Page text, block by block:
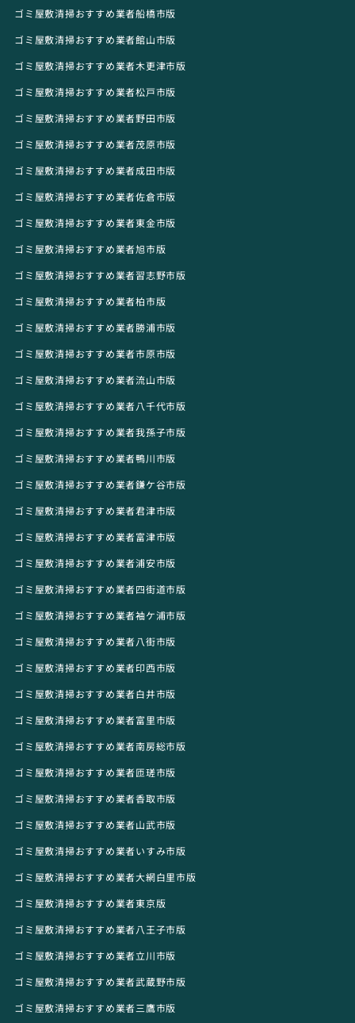
ゴミ屋敷清掃おすすめ業者船橋市版
ゴミ屋敷清掃おすすめ業者館山市版
ゴミ屋敷清掃おすすめ業者木更津市版
ゴミ屋敷清掃おすすめ業者松戸市版
ゴミ屋敷清掃おすすめ業者野田市版
ゴミ屋敷清掃おすすめ業者茂原市版
ゴミ屋敷清掃おすすめ業者成田市版
ゴミ屋敷清掃おすすめ業者佐倉市版
ゴミ屋敷清掃おすすめ業者東金市版
ゴミ屋敷清掃おすすめ業者旭市版
ゴミ屋敷清掃おすすめ業者習志野市版
ゴミ屋敷清掃おすすめ業者柏市版
ゴミ屋敷清掃おすすめ業者勝浦市版
ゴミ屋敷清掃おすすめ業者市原市版
ゴミ屋敷清掃おすすめ業者流山市版
ゴミ屋敷清掃おすすめ業者八千代市版
ゴミ屋敷清掃おすすめ業者我孫子市版
ゴミ屋敷清掃おすすめ業者鴨川市版
ゴミ屋敷清掃おすすめ業者鎌ケ谷市版
ゴミ屋敷清掃おすすめ業者君津市版
ゴミ屋敷清掃おすすめ業者富津市版
ゴミ屋敷清掃おすすめ業者浦安市版
ゴミ屋敷清掃おすすめ業者四街道市版
ゴミ屋敷清掃おすすめ業者袖ケ浦市版
ゴミ屋敷清掃おすすめ業者八街市版
ゴミ屋敷清掃おすすめ業者印西市版
ゴミ屋敷清掃おすすめ業者白井市版
ゴミ屋敷清掃おすすめ業者富里市版
ゴミ屋敷清掃おすすめ業者南房総市版
ゴミ屋敷清掃おすすめ業者匝瑳市版
ゴミ屋敷清掃おすすめ業者香取市版
ゴミ屋敷清掃おすすめ業者山武市版
ゴミ屋敷清掃おすすめ業者いすみ市版
ゴミ屋敷清掃おすすめ業者大網白里市版
ゴミ屋敷清掃おすすめ業者東京版
ゴミ屋敷清掃おすすめ業者八王子市版
ゴミ屋敷清掃おすすめ業者立川市版
ゴミ屋敷清掃おすすめ業者武蔵野市版
ゴミ屋敷清掃おすすめ業者三鷹市版